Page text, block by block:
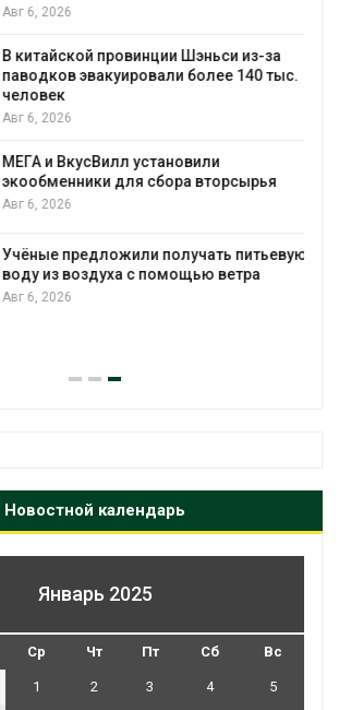
Авг 6, 2026
В китайской провинции Шэньси из-за
паводков эвакуировали более 140 тыс.
человек
Авг 6, 2026
МЕГА и ВкусВилл установили
экообменники для сбора вторсырья
Авг 6, 2026
Учёные предложили получать питьевую
воду из воздуха с помощью ветра
Авг 6, 2026
Новостной календарь
Январь 2025
Ср Чт Пт Сб Вс
1 2 3 4 5